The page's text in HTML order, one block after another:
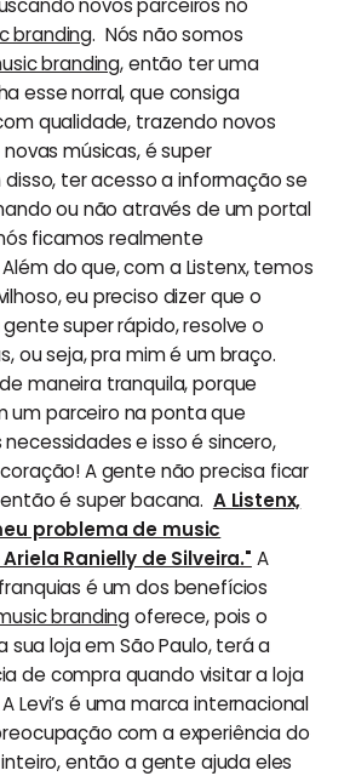
branding. Nós não somos
branding, então ter uma
esse norral, que consiga
qualidade, trazendo novos
músicas, é super
ter acesso a informação se
ou não através de um portal
ficamos realmente
do que, com a Listenx, temos
eu preciso dizer que o
super rápido, resolve o
ou seja, pra mim é um braço.
maneira tranquila, porque
um parceiro na ponta que
e isso é sincero,
A gente não precisa ficar
é super bacana. A Listenx,
problema de music
Ranielly de Silveira." A
é um dos benefícios
brandingoferece, pois o
sua loja em São Paulo, terá a
de compra quando visitar a loja
Levi’s é uma marca internacional
com a experiência do
então a gente ajuda eles